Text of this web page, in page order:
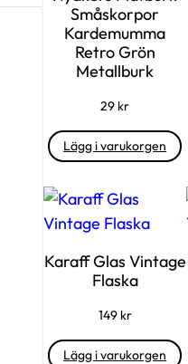
Småskorpor
Kardemumma
Retro Grön
Metallburk
29 kr
Lägg i varukorgen
Karaff Glas Vintage
Flaska
149 kr
Lägg i varukorgen